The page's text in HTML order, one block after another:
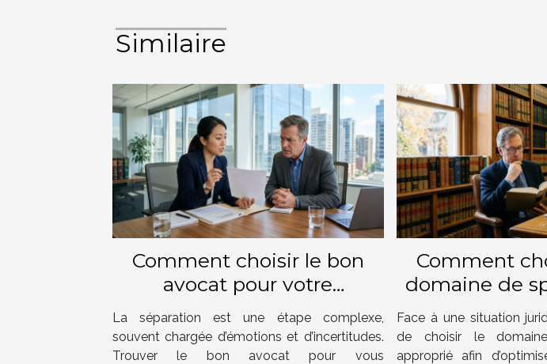
Similaire
Comment choisir le bon
avocat pour votre
procédure de séparation ?
La séparation est une étape complexe,
souvent chargée d’émotions et d’incertitudes.
Trouver le bon avocat pour vous
Comment
domaine de
juridique
Face à une situation
de choisir le
approprié afin